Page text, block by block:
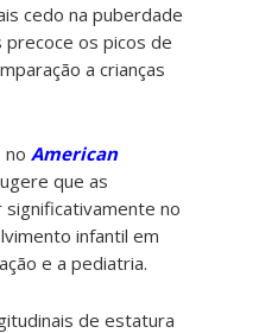
cedo na puberdade
os picos de
a crianças
noAmerican
que as
no
infantil em
e a pediatria.
de estatura